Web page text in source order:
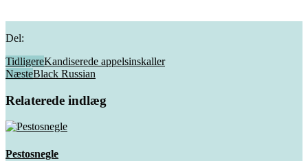
Del:
TidligereKandiserede appelsinskaller
NæsteBlack Russian
Relaterede indlæg
Pestosnegle